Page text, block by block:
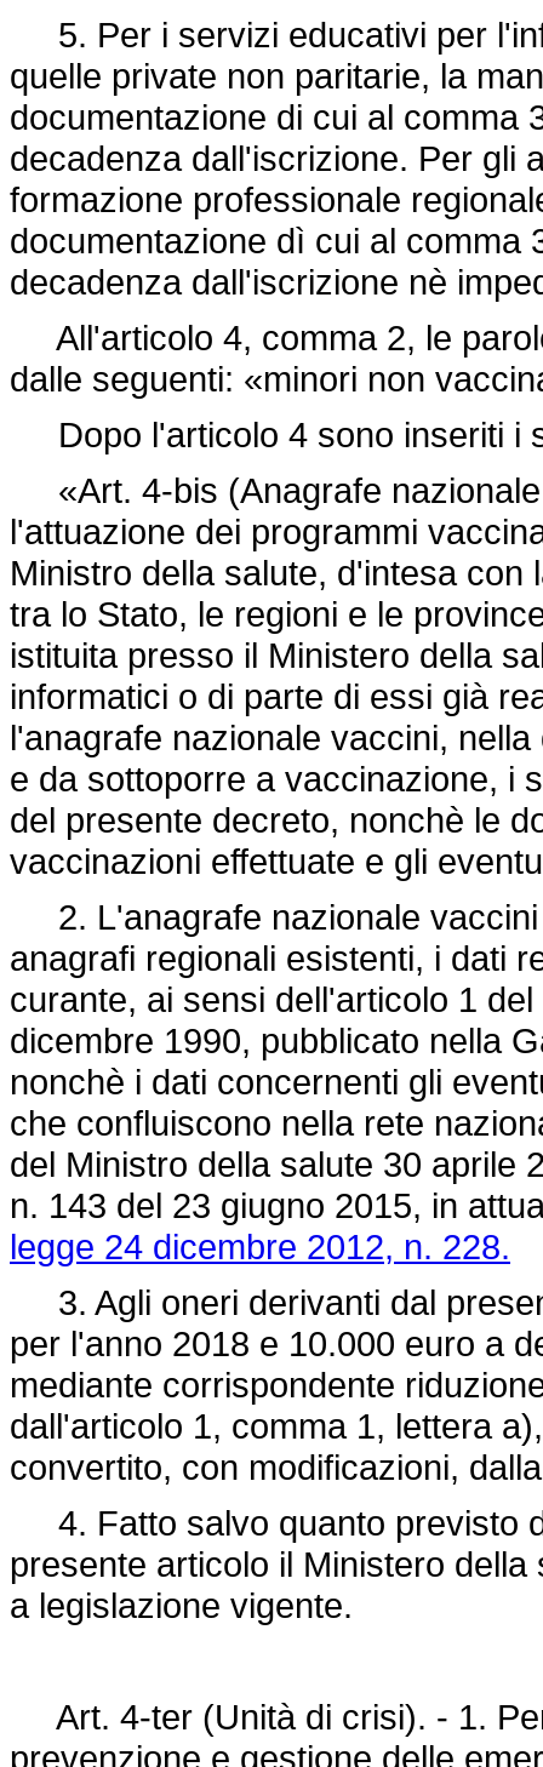
5. Per i servizi educativi per
quelle private non paritarie, la
documentazione di cui al comma
decadenza dall'iscrizione. Per gli
formazione professionale
documentazione dì cui al comma
decadenza dall'iscrizione nè
All'articolo 4, comma 2, le
dalle seguenti: «minori non
Dopo l'articolo 4 sono inseriti i
«Art. 4-bis (Anagrafe
l'attuazione dei programmi
Ministro della salute, d'intesa
tra lo Stato, le regioni e le
istituita presso il Ministero della
informatici o di parte di essi già
l'anagrafe nazionale vaccini,
e da sottoporre a vaccinazione, i
del presente decreto, nonchè le
vaccinazioni effettuate e gli
2. L'anagrafe nazionale vaccini
anagrafi regionali esistenti, i dati
curante, ai sensi dell'articolo 1
dicembre 1990, pubblicato nella
nonchè i dati concernenti gli
che confluiscono nella rete
del Ministro della salute 30 aprile
n. 143 del 23 giugno 2015, in
legge 24 dicembre 2012, n. 228.
3. Agli oneri derivanti dal
per l'anno 2018 e 10.000 euro a
mediante corrispondente
dall'articolo 1, comma 1, lettera
convertito, con modificazioni,
4. Fatto salvo quanto previsto
presente articolo il Ministero
a legislazione vigente.
Art. 4-ter (Unità di crisi). - 1.
prevenzione e gestione delle